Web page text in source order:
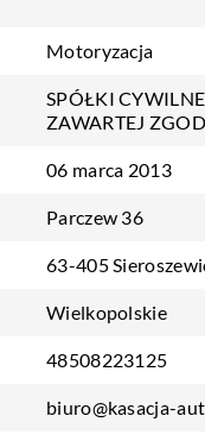
Motoryzacja
SPÓŁKI
ZAWARTEJ
06 marca 2013
Parczew 36
63-405
Wielkopolskie
48508223125
biuro@kasacja-